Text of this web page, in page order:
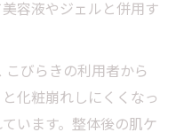
容液やジェルと併用す
びらきの利用者から
化粧崩れしにくくなっ
います。整体後の肌ケ